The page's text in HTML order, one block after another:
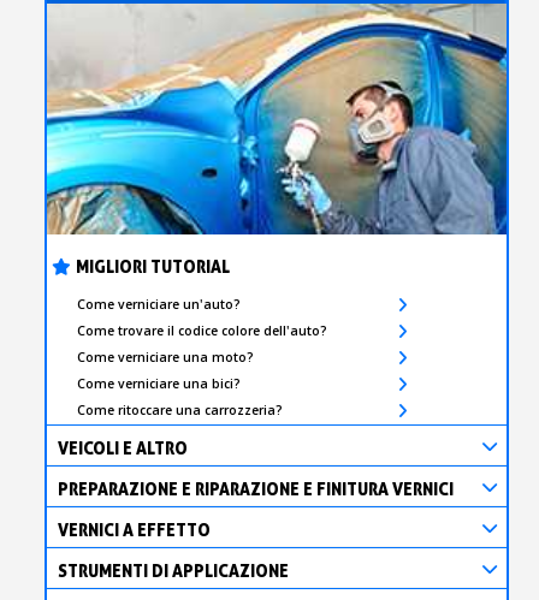
MIGLIORI TUTORIAL
Come verniciare un'auto?
Come trovare il codice colore dell'auto?
Come verniciare una moto?
Come verniciare una bici?
Come ritoccare una carrozzeria?
VEICOLI E ALTRO
PREPARAZIONE E RIPARAZIONE E FINITURA VERNICI
VERNICI A EFFETTO
STRUMENTI DI APPLICAZIONE